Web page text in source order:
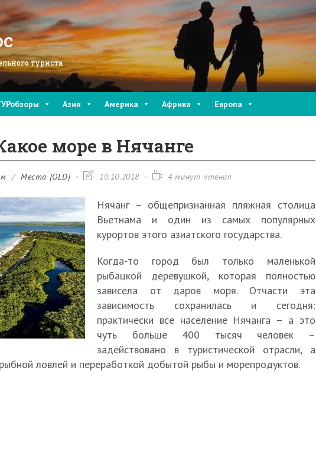
туриста
Азия Америка Африка Европа
море в Нячанге
/ Места [OLD]
Запись10.10.2018
Время4 минут чтения
Нячанг – общепризнанная пляжная столица
Вьетнама и один из самых популярных
курортов этого азиатского государства.
Когда-то город был только маленькой
рыбацкой деревушкой, которая полностью
зависела от даров моря. Отчасти эта
зависимость сохранилась и сегодня:
практически все население Нячанга – а это
чуть больше 400 тысяч человек –
задействовано в туристической отрасли, а
ловлей и переработкой добытой рыбы и морепродуктов.